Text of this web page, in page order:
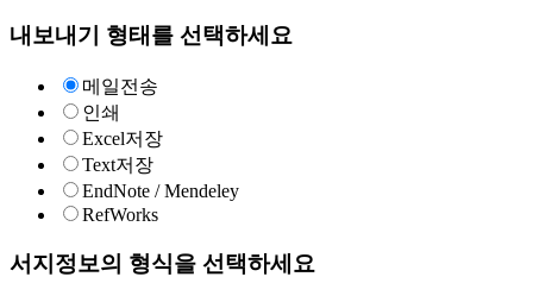
내보내기 형태를 선택하세요
메일전송
인쇄
Excel저장
Text저장
EndNote / Mendeley
RefWorks
서지정보의 형식을 선택하세요